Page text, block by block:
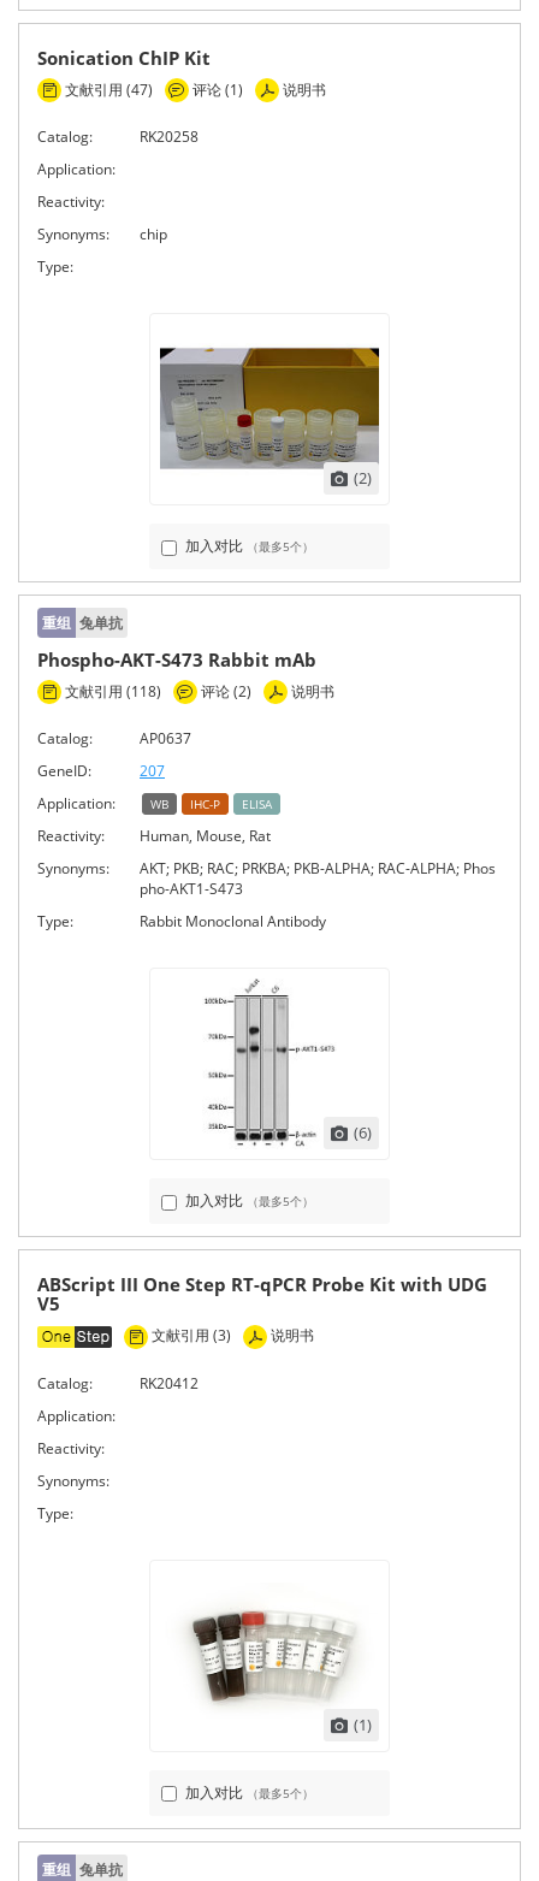
Sonication ChIP Kit
文献引用 (47) 评论 (1) 说明书
Catalog:
RK20258
Application:
Reactivity:
Synonyms:
chip
Type:
(2)
加入对比 （最多5个）
重组 兔单抗
Phospho-AKT-S473 Rabbit mAb
文献引用 (118) 评论 (2) 说明书
Catalog:
AP0637
GeneID:
207
Application:
WB IHC-P ELISA
Reactivity:
Human, Mouse, Rat
Synonyms:
AKT; PKB; RAC; PRKBA; PKB-ALPHA; RAC-ALPHA; Phos
pho-AKT1-S473
Type:
Rabbit Monoclonal Antibody
(6)
加入对比 （最多5个）
ABScript III One Step RT-qPCR Probe Kit with UDG
V5
文献引用 (3) 说明书
Catalog:
RK20412
Application:
Reactivity:
Synonyms:
Type:
(1)
加入对比 （最多5个）
重组 兔单抗